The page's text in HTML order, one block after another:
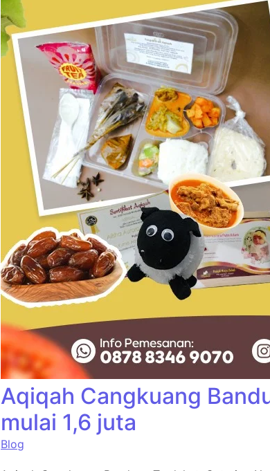
Aqiqah Cangkuang
mulai 1,6 juta
Blog